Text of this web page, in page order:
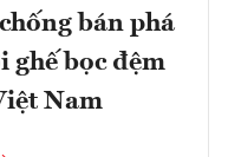
bán phá
ghế bọc đệm
Nam